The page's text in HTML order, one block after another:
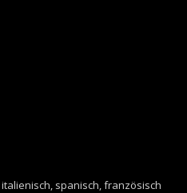
spanisch, französisch